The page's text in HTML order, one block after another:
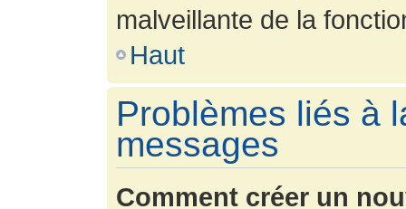
malveillante de la
Haut
Problèmes liés à
messages
Comment créer un